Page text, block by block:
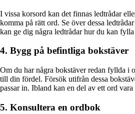
I vissa korsord kan det finnas ledtrådar
komma på rätt ord. Se över dessa
kan ge dig några ledtrådar hur du kan
4. Bygg på befintliga bokstäver
Om du har några bokstäver redan fyllda i
till din fördel. Försök utifrån dessa
passar in. Ibland kan en del av ett ord
5. Konsultera en ordbok